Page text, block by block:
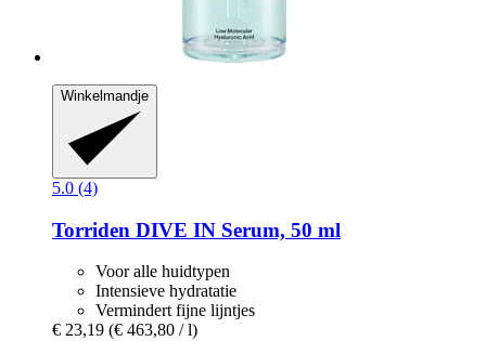
Winkelmandje
5.0 (4)
Torriden DIVE IN Serum, 50 ml
Voor alle huidtypen
Intensieve hydratatie
Vermindert fijne lijntjes
€ 23,19 (€ 463,80 / l)